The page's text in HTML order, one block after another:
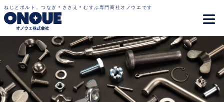
ねじとボルト。つなぎ＊ささえ＊むすぶ専門商社オノウエです